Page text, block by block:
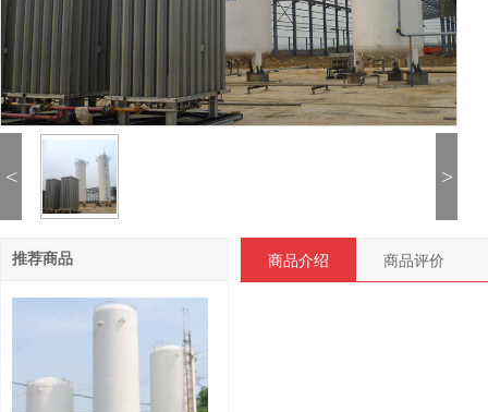
< >
推荐商品 商品介绍 商品评价